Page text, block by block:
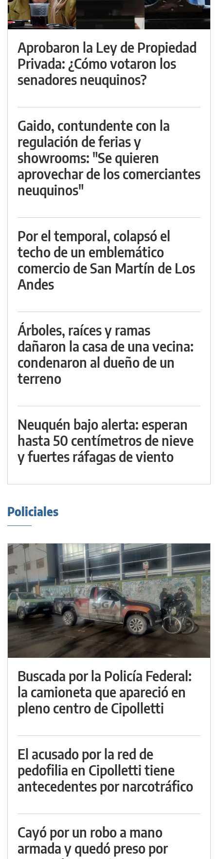
Aprobaron la Ley de Propiedad
Privada: ¿Cómo votaron los
senadores neuquinos?
Gaido, contundente con la
regulación de ferias y
showrooms: "Se quieren
aprovechar de los comerciantes
neuquinos"
Por el temporal, colapsó el
techo de un emblemático
comercio de San Martín de Los
Andes
Árboles, raíces y ramas
dañaron la casa de una vecina:
condenaron al dueño de un
terreno
Neuquén bajo alerta: esperan
hasta 50 centímetros de nieve
y fuertes ráfagas de viento
Policiales
Buscada por la Policía Federal:
la camioneta que apareció en
pleno centro de Cipolletti
El acusado por la red de
pedofilia en Cipolletti tiene
antecedentes por narcotráfico
Cayó por un robo a mano
armada y quedó preso por